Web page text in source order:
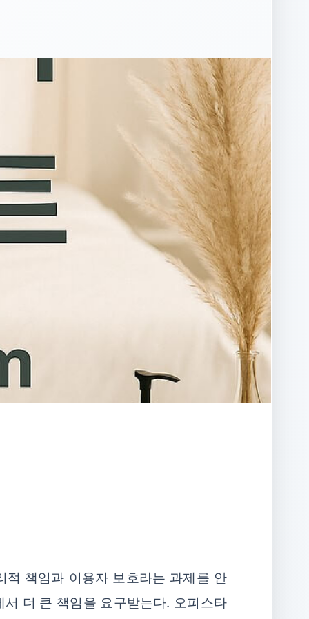
책임과 이용자 보호라는 과제를 안
더 큰 책임을 요구받는다. 오피스타